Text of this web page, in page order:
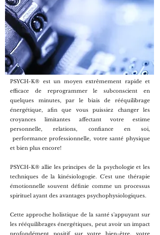
PSYCH-K® est un moyen extrêmement rapide et
efficace de reprogrammer le subconscient en
quelques minutes, par le biais de rééquilibrage
énergétique, afin que vous puissiez changer les
croyances limitantes affectant votre estime
personnelle, relations, confiance en soi,
performance professionnelle, votre santé physique
et bien plus encore!
PSYCH-K® allie les principes de la psychologie et les
techniques de la kinésiologogie. C'est une thérapie
émotionnelle souvent définie comme un processus
spirituel ayant des avantages psychophysiologiques.
Cette approche holistique de la santé s'appuyant sur
les rééquilibrages énergétiques, peut avoir un impact